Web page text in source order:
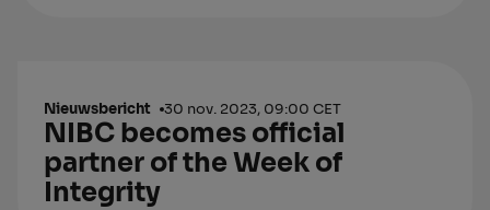
Nieuwsbericht 30 nov. 2023, 09:00 CET
NIBC becomes official
partner of the Week of
Integrity